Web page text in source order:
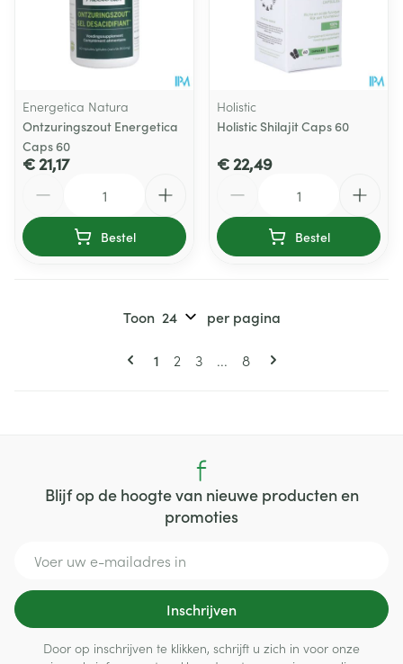
Energetica Natura
Ontzuringszout Energetica
Caps 60
€ 21,17
Bestel
Holistic
Holistic Shilajit Caps 60
€ 22,49
Bestel
Pagina's
U lees momenteel pagina
1 Pagina
2 Pagina
3 ... Pagina
8
Toon per pagina
Blijf op de hoogte van nieuwe producten en
promoties
Inschrijven
Door op inschrijven te klikken, schrijft u zich in voor onze